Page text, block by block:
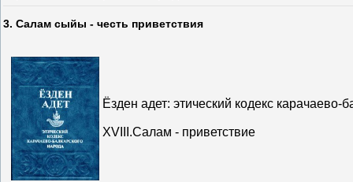
3. Салам сыйы - честь приветствия
Ёзден адет: этический кодекс карачаево-
XVIII.Салам - приветствие